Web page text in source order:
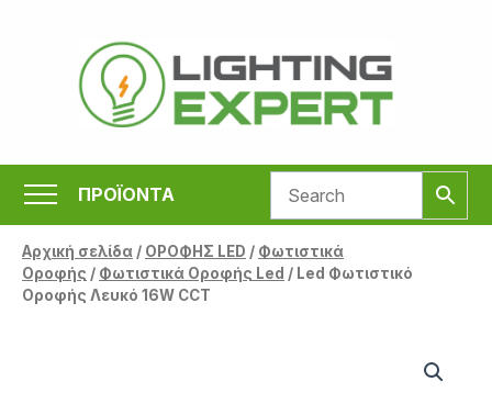
περιεχόμενο
ΠΡΟΪΟΝΤΑ
Αρχική σελίδα/ ΟΡΟΦΗΣ LED / Φωτιστικά
Οροφής / Φωτιστικά Οροφής Led / Led Φωτιστικό
Οροφής Λευκό 16W CCT